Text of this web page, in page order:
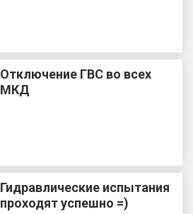
Отключение ГВС во всех
МКД
Гидравлические испытания
проходят успешно =)